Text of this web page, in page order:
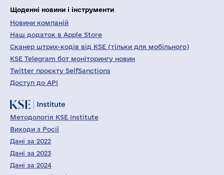
Щоденні новини і інструменти
Новини компаній
Наш додаток в Apple Store
Сканер штрих-кодів від KSE (тільки для мобільного)
KSE Telegram бот моніторингу новин
Twitter проєкту SelfSanctions
Доступ до API
Методологія KSE Institute
Виходи з Росії
Дані за 2022
Дані за 2023
Дані за 2024